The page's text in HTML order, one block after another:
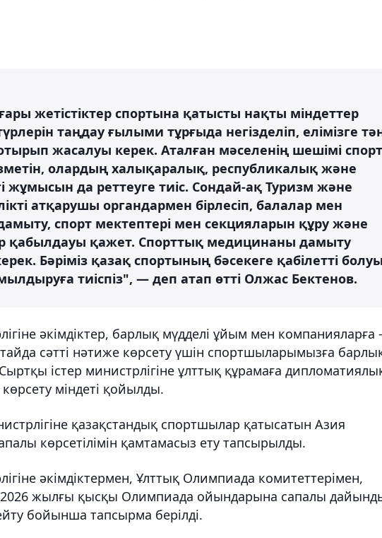
жетістіктер спортына қатысты нақты міндеттер
таңдау ғылыми тұрғыда негізделіп, елімізге
жасалуы керек. Аталған мәселенің шешімі спорт
олардың халықаралық, республикалық және
жұмысын да реттеуге тиіс. Сондай-ақ Туризм және
атқарушы органдармен бірлесіп, балалар мен
спорт мектептері мен секцияларын құру және
қабылдауы қажет. Спорттық медицинаны дамыту
Бәріміз қазақ спортының бәсекеге қабілетті
тиіспіз", — деп атап өтті Олжас Бектенов.
әкімдіктер, барлық мүдделі ұйым мен компанияларға
сәтті нәтиже көрсету үшін спортшыларымызға
істер министрлігіне ұлттық құрамаға
міндеті қойылды.
қазақстандық спортшылар қатысатын Азия
көрсетілімін қамтамасыз ету тапсырылды.
әкімдіктермен, Ұлттық Олимпиада комитеттерімен,
2026 жылғы қысқы Олимпиада ойындарына сапалы
бойынша тапсырма берілді.